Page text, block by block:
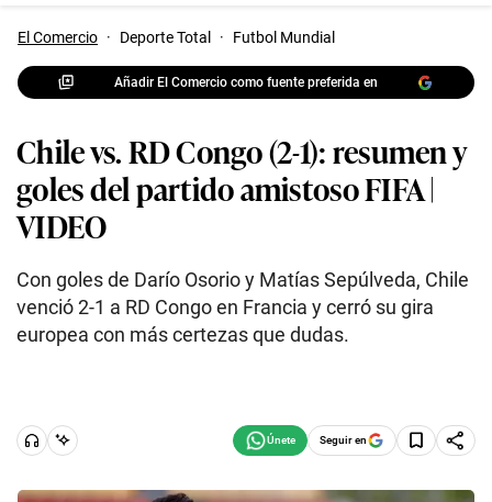
El Comercio · Deporte Total · Futbol Mundial
Añadir El Comercio como fuente preferida en
Chile vs. RD Congo (2-1): resumen y
goles del partido amistoso FIFA |
VIDEO
Con goles de Darío Osorio y Matías Sepúlveda, Chile
venció 2-1 a RD Congo en Francia y cerró su gira
europea con más certezas que dudas.
Seguir en